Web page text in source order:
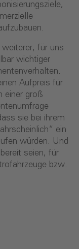
für uns
wichtiger
Aufpreis für
einer groß
sie bei ihrem
ein
würden. Und
seien, für
bzw.